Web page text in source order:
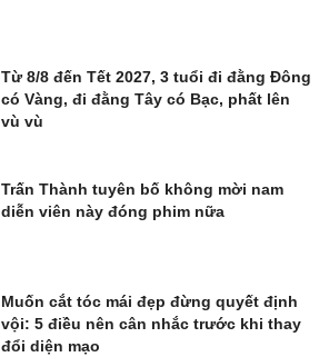
Từ 8/8 đến Tết 2027, 3 tuổi đi đằng Đông
có Vàng, đi đằng Tây có Bạc, phất lên
vù vù
Trấn Thành tuyên bố không mời nam
diễn viên này đóng phim nữa
Muốn cắt tóc mái đẹp đừng quyết định
vội: 5 điều nên cân nhắc trước khi thay
đổi diện mạo